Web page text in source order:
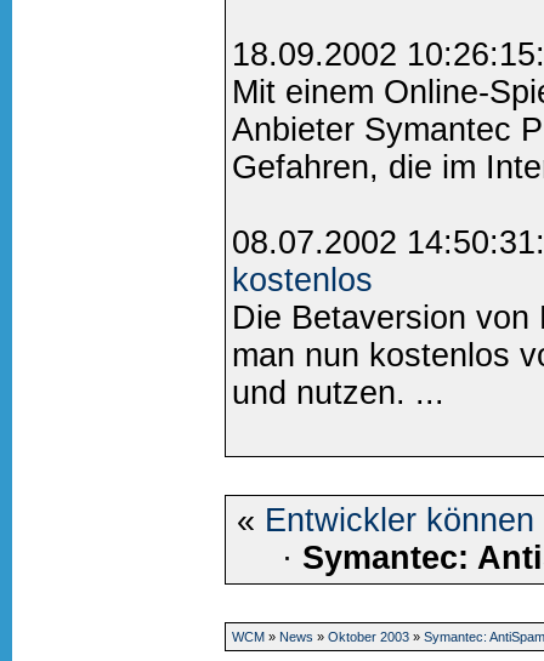
18.09.2002
Mit einem Online-
Anbieter Symantec
Gefahren, die im
08.07.2002
kostenlos
Die Betaversion von
man nun kostenlos
und nutzen. ...
« Entwickler
· Symantec:
WCM » News » Oktober 2003» Symantec: AntiSpam